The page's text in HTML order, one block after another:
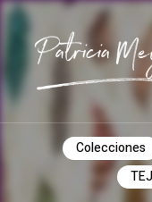
PATRICIA
Do it yourself
Colecciones